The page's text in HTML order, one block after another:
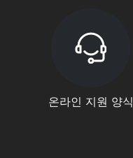
온라인 지원 양식